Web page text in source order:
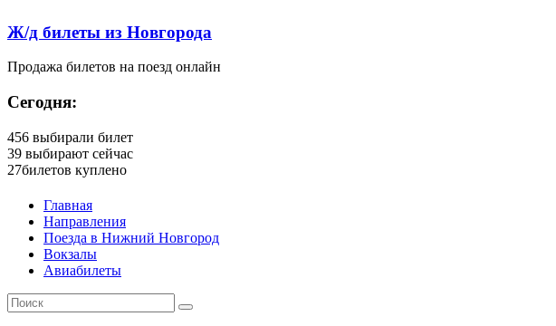
Ж/д билеты из Новгорода
Продажа билетов на поезд онлайн
Сегодня:
456 выбирали билет
39 выбирают сейчас
27билетов куплено
Главная
Направления
Поезда в Нижний Новгород
Вокзалы
Авиабилеты